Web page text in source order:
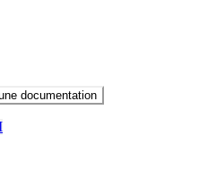
documentation